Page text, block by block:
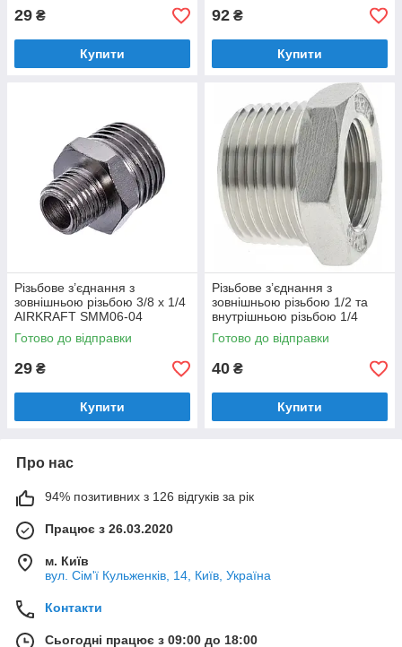
29 ₴
Купити
92 ₴
Купити
Різьбове з’єднання з
зовнішньою різьбою 3/8 x 1/4
AIRKRAFT SMM06-04
Готово до відправки
29 ₴
Купити
Різьбове з’єднання з
зовнішньою різьбою 1/2 та
внутрішньою різьбою 1/4
AIRKRAFT SMFB08-04
Готово до відправки
40 ₴
Купити
Про нас
94% позитивних з 126 відгуків за рік
Працює з 26.03.2020
м. Київ
вул. Сім'ї Кульженків, 14, Київ, Україна
Контакти
Сьогодні працює з 09:00 до 18:00